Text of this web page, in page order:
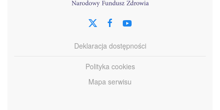
Deklaracja dostępności
Polityka cookies
Mapa serwisu